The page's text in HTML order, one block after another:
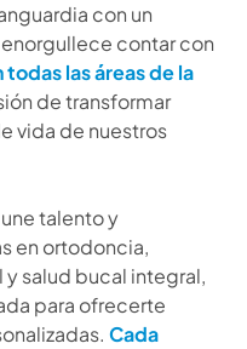
con un
contar con
las áreas de la
de transformar
vida de nuestros
une talento y
en ortodoncia,
salud bucal integral,
para ofrecerte
Cada